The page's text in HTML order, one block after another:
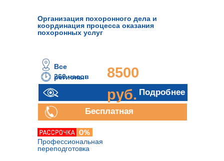
Организация похоронного дела и
координация процесса оказания
похоронных услуг
260 часов
8500
руб.
Все
регионы
Подробнее
Бесплатная
Профессиональная
переподготовка